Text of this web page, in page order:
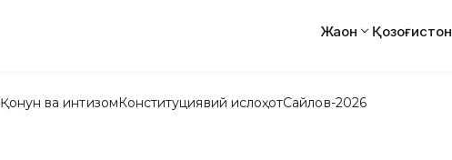
Жаҳон Қозоғистон
Қонун ва интизомКонституциявий ислоҳотСайлов-2026